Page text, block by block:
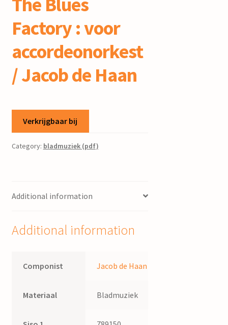
Factory : voor
accordeonorkest
/ Jacob de Haan
Verkrijgbaar bij
Category: bladmuziek (pdf)
Additional information
Additional information
Componist Jacob de Haan
Materiaal Bladmuziek